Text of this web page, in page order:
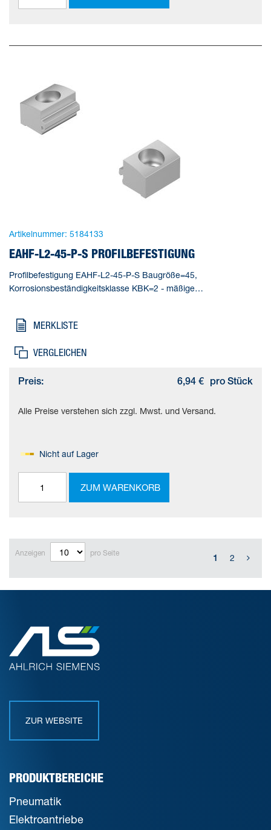
Artikelnummer: 5184133
EAHF-L2-45-P-S PROFILBEFESTIGUNG
Profilbefestigung EAHF-L2-45-P-S Baugröße=45,
Korrosionsbeständigkeitsklasse KBK=2 - mäßige
Knetlegierung, eloxiert
MERKLISTE
VERGLEICHEN
Preis: 6,94 € pro Stück
Alle Preise verstehen sich zzgl. Mwst. und Versand.
Nicht auf Lager
ZUM WARENKORB
Anzeigen pro Seite 1 2
ZUR WEBSITE
PRODUKTBEREICHE
Pneumatik
Elektroantriebe